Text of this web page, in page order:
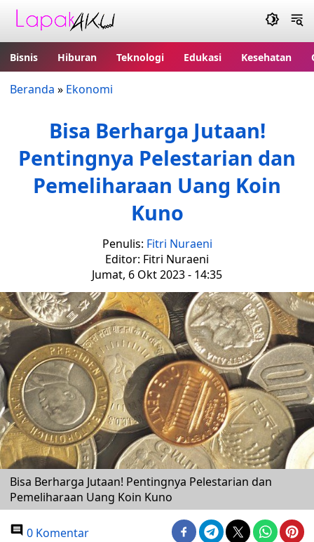
Bisnis Hiburan Teknologi Edukasi Kesehatan
Beranda » Ekonomi
Bisa Berharga Jutaan!
Pentingnya Pelestarian dan
Pemeliharaan Uang Koin
Kuno
Penulis: Fitri Nuraeni
Editor: Fitri Nuraeni
Jumat, 6 Okt 2023 - 14:35
Bisa Berharga Jutaan! Pentingnya Pelestarian dan
Pemeliharaan Uang Koin Kuno
0 Komentar